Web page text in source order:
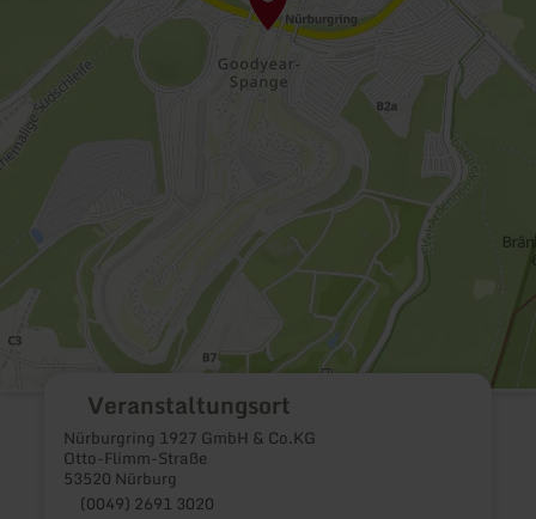
Veranstaltungsort
Nürburgring 1927 GmbH & Co.KG
Otto-Flimm-Straße
53520 Nürburg
(0049) 2691 3020